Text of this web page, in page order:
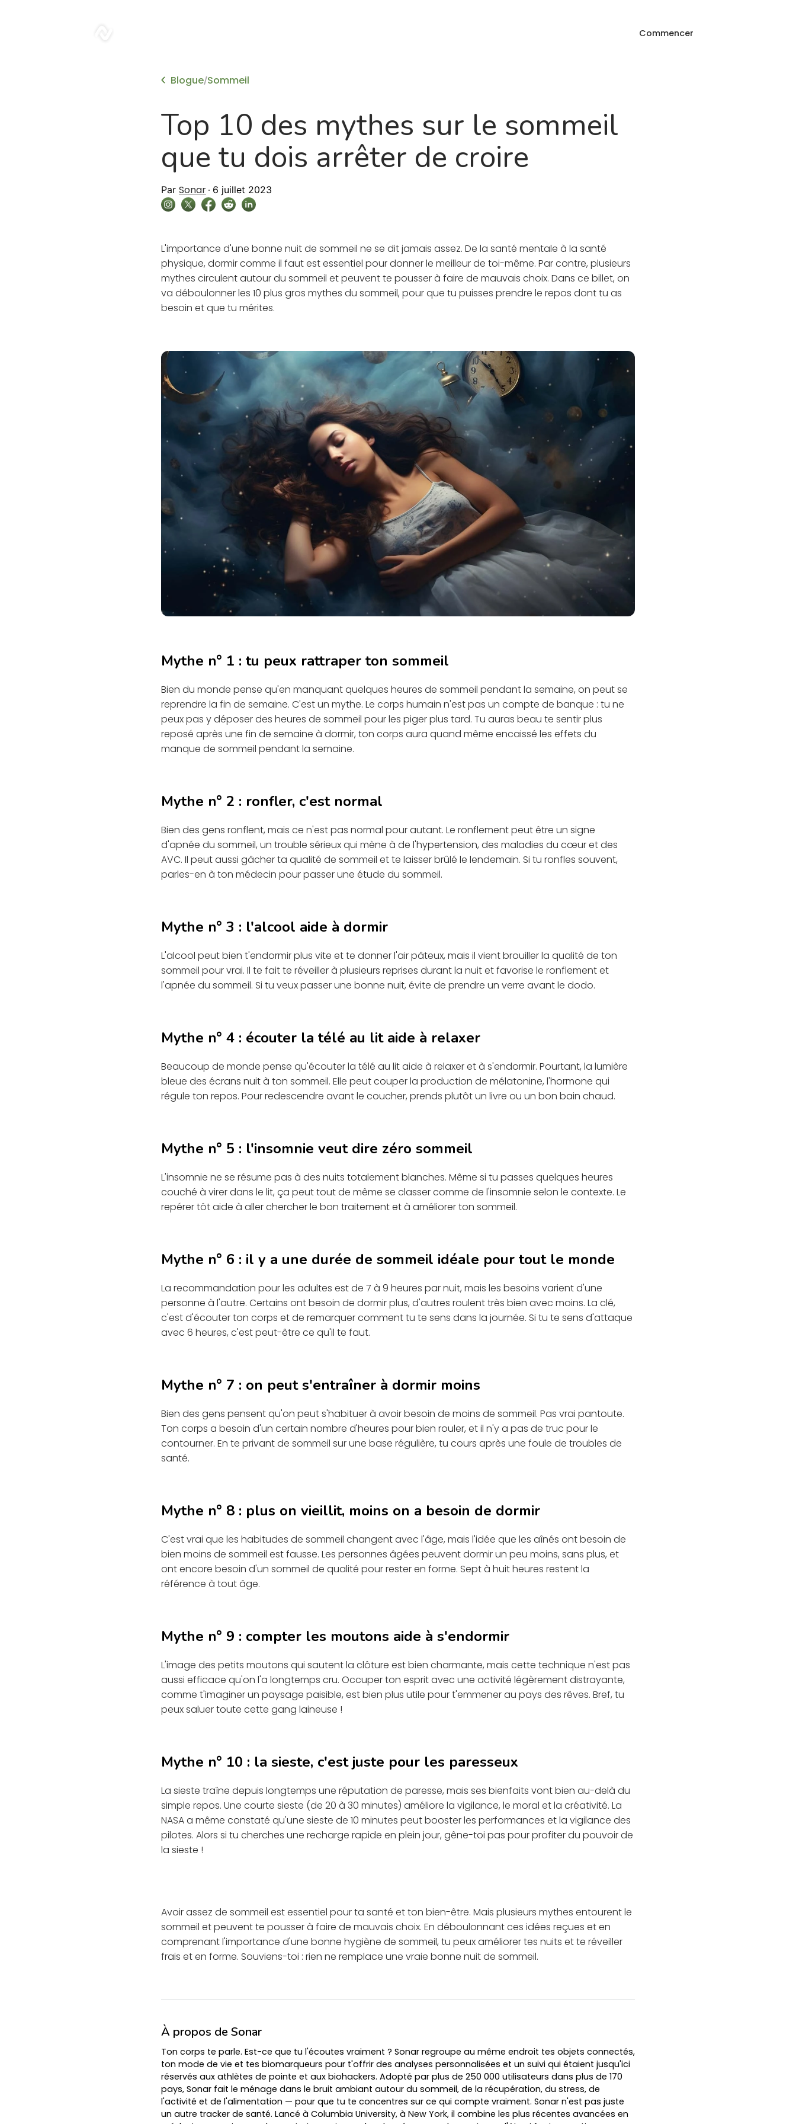
Commencer
Blogue/Sommeil
Top 10 des mythes sur le sommeil
que tu dois arrêter de croire
Par Sonar 6 juillet 2023
L'importance d'une bonne nuit de sommeil ne se dit jamais assez. De la santé mentale à la santé
physique, dormir comme il faut est essentiel pour donner le meilleur de toi-même. Par contre, plusieurs
mythes circulent autour du sommeil et peuvent te pousser à faire de mauvais choix. Dans ce billet, on
va déboulonner les 10 plus gros mythes du sommeil, pour que tu puisses prendre le repos dont tu as
besoin et que tu mérites.
Mythe n° 1 : tu peux rattraper ton sommeil
Bien du monde pense qu'en manquant quelques heures de sommeil pendant la semaine, on peut se
reprendre la fin de semaine. C'est un mythe. Le corps humain n'est pas un compte de banque : tu ne
peux pas y déposer des heures de sommeil pour les piger plus tard. Tu auras beau te sentir plus
reposé après une fin de semaine à dormir, ton corps aura quand même encaissé les effets du
manque de sommeil pendant la semaine.
Mythe n° 2 : ronfler, c'est normal
Bien des gens ronflent, mais ce n'est pas normal pour autant. Le ronflement peut être un signe
d'apnée du sommeil, un trouble sérieux qui mène à de l'hypertension, des maladies du cœur et des
AVC. Il peut aussi gâcher ta qualité de sommeil et te laisser brûlé le lendemain. Si tu ronfles souvent,
parles-en à ton médecin pour passer une étude du sommeil.
Mythe n° 3 : l'alcool aide à dormir
L'alcool peut bien t'endormir plus vite et te donner l'air pâteux, mais il vient brouiller la qualité de ton
sommeil pour vrai. Il te fait te réveiller à plusieurs reprises durant la nuit et favorise le ronflement et
l'apnée du sommeil. Si tu veux passer une bonne nuit, évite de prendre un verre avant le dodo.
Mythe n° 4 : écouter la télé au lit aide à relaxer
Beaucoup de monde pense qu'écouter la télé au lit aide à relaxer et à s'endormir. Pourtant, la lumière
bleue des écrans nuit à ton sommeil. Elle peut couper la production de mélatonine, l'hormone qui
régule ton repos. Pour redescendre avant le coucher, prends plutôt un livre ou un bon bain chaud.
Mythe n° 5 : l'insomnie veut dire zéro sommeil
L'insomnie ne se résume pas à des nuits totalement blanches. Même si tu passes quelques heures
couché à virer dans le lit, ça peut tout de même se classer comme de l'insomnie selon le contexte. Le
repérer tôt aide à aller chercher le bon traitement et à améliorer ton sommeil.
Mythe n° 6 : il y a une durée de sommeil idéale pour tout le monde
La recommandation pour les adultes est de 7 à 9 heures par nuit, mais les besoins varient d'une
personne à l'autre. Certains ont besoin de dormir plus, d'autres roulent très bien avec moins. La clé,
c'est d'écouter ton corps et de remarquer comment tu te sens dans la journée. Si tu te sens d'attaque
avec 6 heures, c'est peut-être ce qu'il te faut.
Mythe n° 7 : on peut s'entraîner à dormir moins
Bien des gens pensent qu'on peut s'habituer à avoir besoin de moins de sommeil. Pas vrai pantoute.
Ton corps a besoin d'un certain nombre d'heures pour bien rouler, et il n'y a pas de truc pour le
contourner. En te privant de sommeil sur une base régulière, tu cours après une foule de troubles de
santé.
Mythe n° 8 : plus on vieillit, moins on a besoin de dormir
C'est vrai que les habitudes de sommeil changent avec l'âge, mais l'idée que les aînés ont besoin de
bien moins de sommeil est fausse. Les personnes âgées peuvent dormir un peu moins, sans plus, et
ont encore besoin d'un sommeil de qualité pour rester en forme. Sept à huit heures restent la
référence à tout âge.
Mythe n° 9 : compter les moutons aide à s'endormir
L'image des petits moutons qui sautent la clôture est bien charmante, mais cette technique n'est pas
aussi efficace qu'on l'a longtemps cru. Occuper ton esprit avec une activité légèrement distrayante,
comme t'imaginer un paysage paisible, est bien plus utile pour t'emmener au pays des rêves. Bref, tu
peux saluer toute cette gang laineuse !
Mythe n° 10 : la sieste, c'est juste pour les paresseux
La sieste traîne depuis longtemps une réputation de paresse, mais ses bienfaits vont bien au-delà du
simple repos. Une courte sieste (de 20 à 30 minutes) améliore la vigilance, le moral et la créativité. La
NASA a même constaté qu'une sieste de 10 minutes peut booster les performances et la vigilance des
pilotes. Alors si tu cherches une recharge rapide en plein jour, gêne-toi pas pour profiter du pouvoir de
la sieste !
Avoir assez de sommeil est essentiel pour ta santé et ton bien-être. Mais plusieurs mythes entourent le
sommeil et peuvent te pousser à faire de mauvais choix. En déboulonnant ces idées reçues et en
comprenant l'importance d'une bonne hygiène de sommeil, tu peux améliorer tes nuits et te réveiller
frais et en forme. Souviens-toi : rien ne remplace une vraie bonne nuit de sommeil.
À propos de Sonar
Ton corps te parle. Est-ce que tu l'écoutes vraiment ? Sonar regroupe au même endroit tes objets connectés,
ton mode de vie et tes biomarqueurs pour t'offrir des analyses personnalisées et un suivi qui étaient jusqu'ici
réservés aux athlètes de pointe et aux biohackers. Adopté par plus de 250 000 utilisateurs dans plus de 170
pays, Sonar fait le ménage dans le bruit ambiant autour du sommeil, de la récupération, du stress, de
l'activité et de l'alimentation — pour que tu te concentres sur ce qui compte vraiment. Sonar n'est pas juste
un autre tracker de santé. Lancé à Columbia University, à New York, il combine les plus récentes avancées en